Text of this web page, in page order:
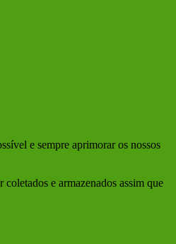
e sempre aprimorar os nossos
e armazenados assim que